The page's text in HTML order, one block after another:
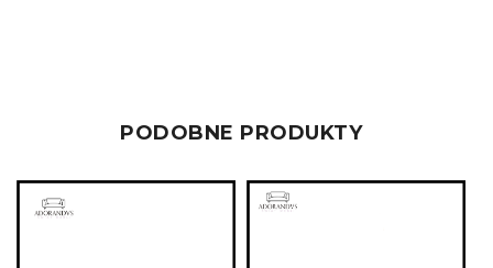
PODOBNE PRODUKTY